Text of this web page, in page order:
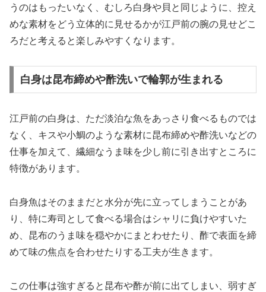
うのはもったいなく、むしろ白身や貝と同じように、控え
めな素材をどう立体的に見せるかが江戸前の腕の見せどこ
ろだと考えると楽しみやすくなります。
白身は昆布締めや酢洗いで輪郭が生まれる
江戸前の白身は、ただ淡泊な魚をあっさり食べるものでは
なく、キスや小鯛のような素材に昆布締めや酢洗いなどの
仕事を加えて、繊細なうま味を少し前に引き出すところに
特徴があります。
白身魚はそのままだと水分が先に立ってしまうことがあ
り、特に寿司として食べる場合はシャリに負けやすいた
め、昆布のうま味を穏やかにまとわせたり、酢で表面を締
めて味の焦点を合わせたりする工夫が生きます。
この仕事は強すぎると昆布や酢が前に出てしまい、弱すぎ